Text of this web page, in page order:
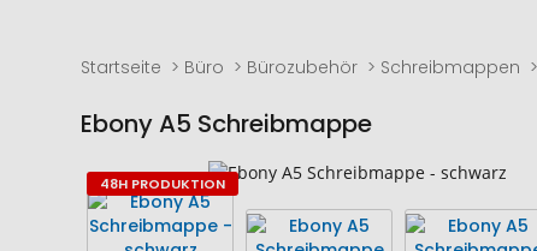
Startseite Büro Bürozubehör Schreibmappen
Ebony A5 Schreibmappe
Zum
Ende
der
Bildgalerie
Zum
Anfang
der
Bildgalerie
48H PRODUKTION